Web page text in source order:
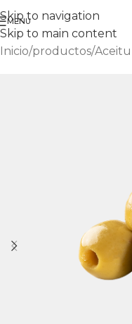
Skip to navigation
Skip to main content
MENU
Inicio/productos/